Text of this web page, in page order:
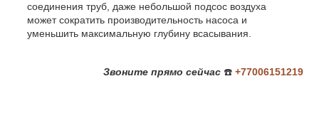
соединения труб, даже небольшой подсос воздуха
может сократить производительность насоса и
уменьшить максимальную глубину всасывания.
Звоните прямо сейчас ☎️ +77006151219